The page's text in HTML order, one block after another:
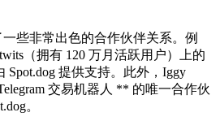
一些非常出色的合作伙伴关系。例
（拥有 120 万月活跃用户）上的
Spot.dog 提供支持。此外，Iggy
交易机器人 ** 的唯一合作伙
。